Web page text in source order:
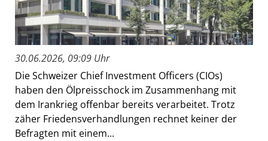
30.06.2026, 09:09 Uhr
Die Schweizer Chief Investment Officers (CIOs)
haben den Ölpreisschock im Zusammenhang mit
dem Irankrieg offenbar bereits verarbeitet. Trotz
zäher Friedensverhandlungen rechnet keiner der
Befragten mit einem...